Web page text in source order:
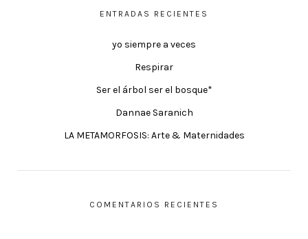
ENTRADAS RECIENTES
yo siempre a veces
Respirar
Ser el árbol ser el bosque*
Dannae Saranich
LA METAMORFOSIS: Arte & Maternidades
COMENTARIOS RECIENTES